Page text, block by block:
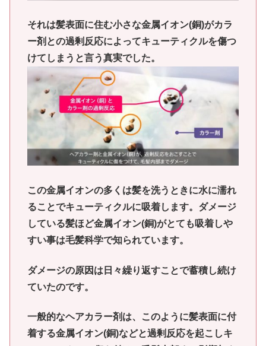
それは髪表面に住む小さな金属イオン(銅)がカラ
ー剤との過剰反応によってキューティクルを傷つ
けてしまうと言う真実でした。
この金属イオンの多くは髪を洗うときに水に濡れ
ることでキューティクルに吸着します。ダメージ
している髪ほど金属イオン(銅)がとても吸着しや
すい事は毛髪科学で知られています。
ダメージの原因は日々繰り返すことで蓄積し続け
ていたのです。
一般的なヘアカラー剤は、このように髪表面に付
着する金属イオン(銅)などと過剰反応を起こしキ